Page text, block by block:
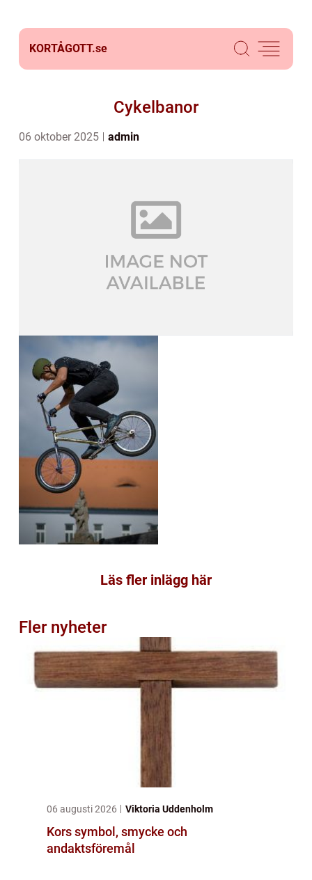
KORTÅGOTT.se
Cykelbanor
06 oktober 2025 admin
Läs fler inlägg här
Fler nyheter
06 augusti 2026 Viktoria Uddenholm
Kors symbol, smycke och
andaktsföremål